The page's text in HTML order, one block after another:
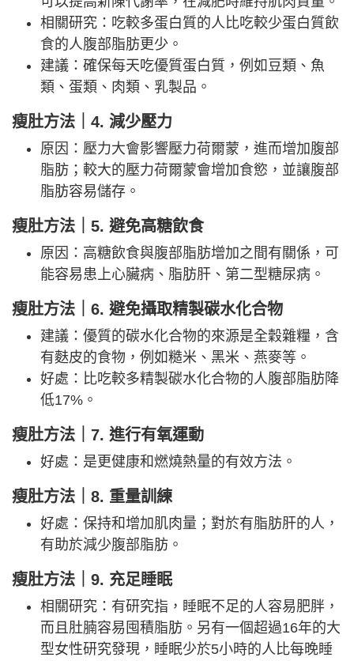
相關研究：吃較多蛋白質的人比吃較少蛋白質飲
食的人腹部脂肪更少。
建議：確保每天吃優質蛋白質，例如豆類、魚
類、蛋類、肉類、乳製品。
瘦肚方法｜4. 減少壓力
原因：壓力大會影響壓力荷爾蒙，進而增加腹部
脂肪；較大的壓力荷爾蒙會增加食慾，並讓腹部
脂肪容易儲存。
瘦肚方法｜5. 避免高糖飲食
原因：高糖飲食與腹部脂肪增加之間有關係，可
能容易患上心臟病、脂肪肝、第二型糖尿病。
瘦肚方法｜6. 避免攝取精製碳水化合物
建議：優質的碳水化合物的來源是全穀雜糧，含
有麩皮的食物，例如糙米、黑米、燕麥等。
好處：比吃較多精製碳水化合物的人腹部脂肪降
低17%。
瘦肚方法｜7. 進行有氧運動
好處：是更健康和燃燒熱量的有效方法。
瘦肚方法｜8. 重量訓練
好處：保持和增加肌肉量；對於有脂肪肝的人，
有助於減少腹部脂肪。
瘦肚方法｜9. 充足睡眠
相關研究：有研究指，睡眠不足的人容易肥胖，
而且肚腩容易囤積脂肪。另有一個超過16年的大
型女性研究發現，睡眠少於5小時的人比每晚睡